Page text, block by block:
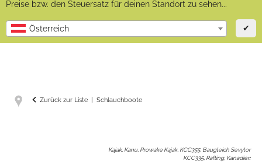
Preise bzw. den Steuersatz für deinen Standort zu sehen...
Österreich ✔
Zurück zur Liste Schlauchboote
Kajak, Kanu, Prowake Kajak, KCC355, Baugleich Sevylor
KCC335, Rafting, Kanadier: